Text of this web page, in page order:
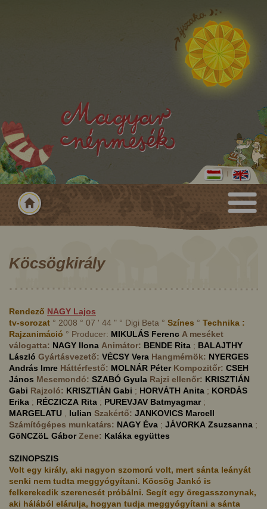
Köcsögkirály
Rendező NAGY Lajos
tv-sorozat ° 2008 ° 07 ' 44 " ° Digi Beta ° Színes ° Technika :
Rajzanimáció ° Producer: MIKULÁS Ferenc A meséket
válogatta: NAGY Ilona Animátor: BENDE Rita ; BALAJTHY
László Gyártásvezető: VÉCSY Vera Hangmérnök: NYERGES
András Imre Háttérfestő: MOLNÁR Péter Kompozitőr: CSEH
János Mesemondó: SZABÓ Gyula Rajzi ellenőr: KRISZTIÁN
Gabi Rajzoló: KRISZTIÁN Gabi ; HORVÁTH Anita ; KORDÁS
Erika ; RÉCZICZA Rita ; PUREVJAV Batmyagmar;
MARGELATU
Iulian Szakértő: JANKOVICS Marcell
Számítógépes munkatárs: NAGY Éva ; JÁVORKA Zsuzsanna ;
GöNCZöL Gábor Zene: Kaláka együttes
SZINOPSZIS
Volt egy király, aki nagyon szomorú volt, mert sánta leányát
senki nem tudta meggyógyítani. Köcsög Jankó is
felkerekedik szerencsét próbálni. Segít egy öregasszonynak,
aki hálából elárulja, hogyan tudja meggyógyítani a sánta